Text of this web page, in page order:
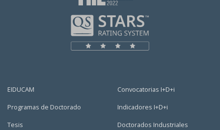
EIDUCAM
Programas de Doctorado
Tesis
Convocatorias I+D+i
Indicadores I+D+i
Doctorados Industriales